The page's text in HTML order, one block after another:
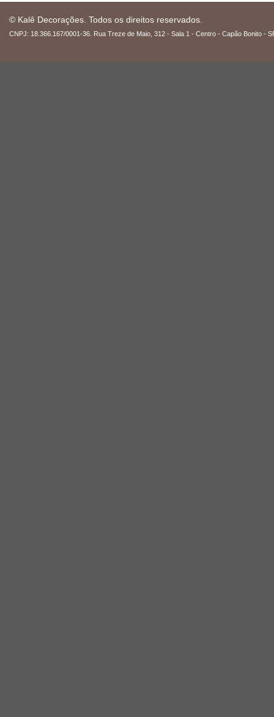
© Kalê Decorações. Todos os direitos reservados.
CNPJ: 18.366.167/0001-36. Rua Treze de Maio, 312 - Sala 1 - Centro - Capão Bonito -